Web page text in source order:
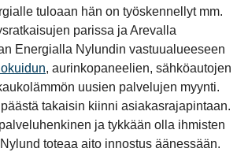
tuloaan hän on työskennellyt mm.
parissa ja Arevalla
Energialla Nylundin vastuualueeseen
, aurinkopaneelien, sähköautojen
uusien palvelujen myynti.
takaisin kiinni asiakasrajapintaan.
ja tykkään olla ihmisten
toteaa aito innostus äänessään.